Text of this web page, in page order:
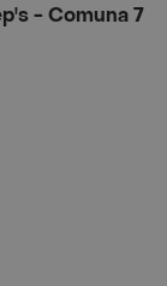
- Comuna 7